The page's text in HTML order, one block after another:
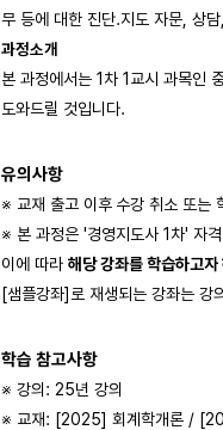
무 등에 대한 진단.지도 자문, 상
과정소개
본 과정에서는 1차 1교시 과목인
도와드릴 것입니다.
유의사항
※ 교재 출고 이후 수강 취소 또는
※ 본 과정은 '경영지도사 1차' 자
이에 따라 해당 강좌를 학습하고자
[샘플강좌]로 재생되는 강좌는 강
학습 참고사항
※ 강의: 25년 강의
※ 교재: [2025] 회계학개론 /